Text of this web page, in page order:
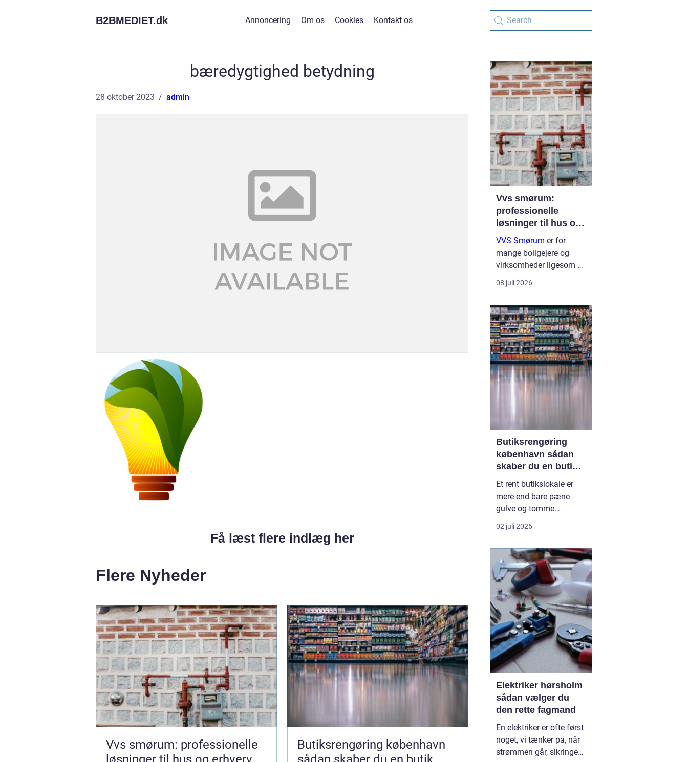
B2BMEDIET.dk Annoncering Om os Cookies Kontakt os
bæredygtighed betydning
28 oktober 2023 admin
Få læst flere indlæg her
Flere Nyheder
Vvs smørum: professionelle
Butiksrengøring københavn
Vvs smørum:
professionelle
løsninger til hus og
erhverv
VVS Smørum er for
mange boligejere og
virksomheder ligesom en
tryg livline, når vand,
varme eller afløb driller.
kun om rør og ventiler,
men om sikkerhed,
komfort og en ...
08 juli 2026
Butiksrengøring
københavn sådan
skaber du en butik,
kunderne har lyst til
at komme tilbage til
Et rent butikslokale er
mere end bare pæne
gulve og tomme
skraldespande.
Rengøringen påvirker
førstehåndsindtryk, hvor
længe de bliver i
butikken, og om de
vælger at komme igen.
Særligt i en
konkurrencepræget by
som København kan
målrettet ...
02 juli 2026
Elektriker hørsholm
sådan vælger du
den rette fagmand
En elektriker er ofte først
noget, vi tænker på, når
strømmen går, sikringen